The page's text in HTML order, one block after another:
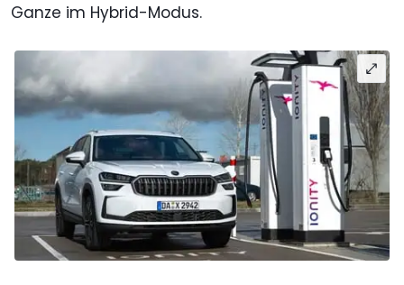
Ganze im Hybrid-Modus.